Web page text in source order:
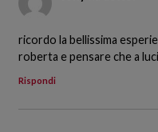
ricordo la bellissima
roberta e pensare che a
Rispondi